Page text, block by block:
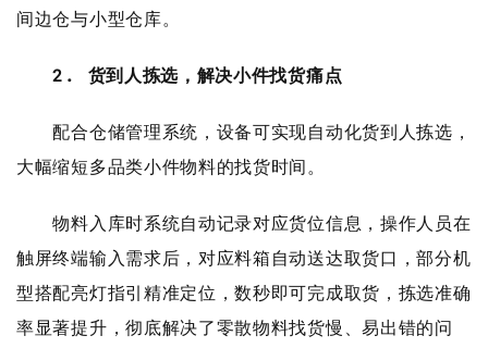
间边仓与小型仓库。
2. 货到人拣选，解决小件找货痛点
配合仓储管理系统，设备可实现自动化货到人拣选，
大幅缩短多品类小件物料的找货时间。
物料入库时系统自动记录对应货位信息，操作人员在
触屏终端输入需求后，对应料箱自动送达取货口，部分机
型搭配亮灯指引精准定位，数秒即可完成取货，拣选准确
率显著提升，彻底解决了零散物料找货慢、易出错的问